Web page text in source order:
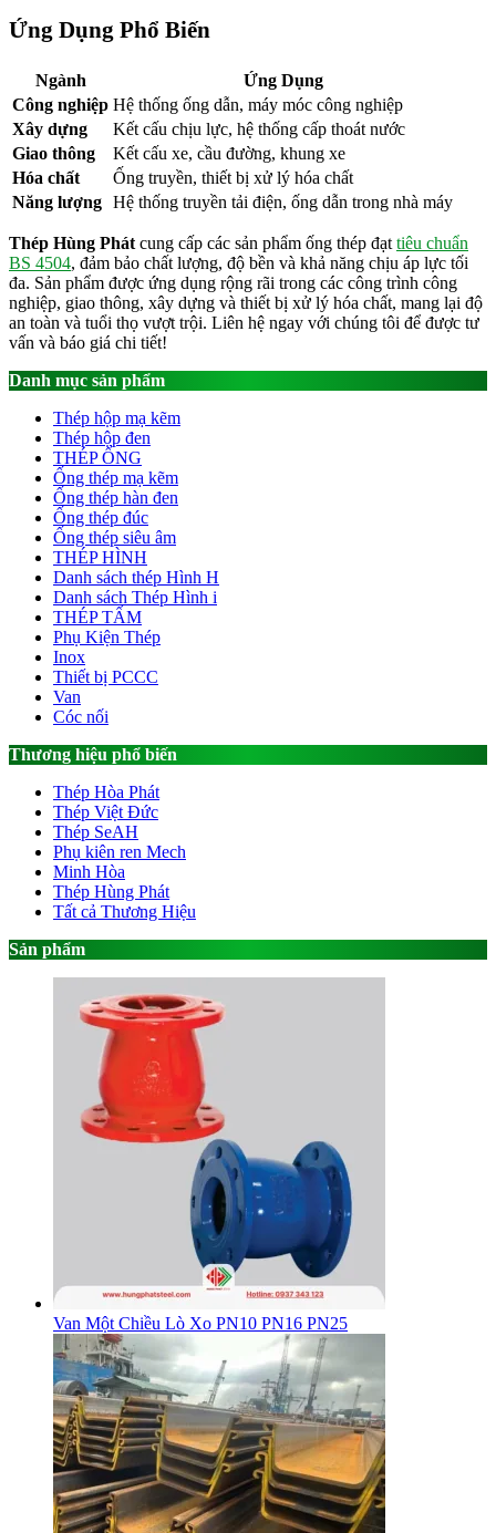
Ứng Dụng Phổ Biến
Ngành
Ứng Dụng
Công nghiệp Hệ thống ống dẫn, máy móc công nghiệp
Xây dựng
Kết cấu chịu lực, hệ thống cấp thoát nước
Giao thông
Kết cấu xe, cầu đường, khung xe
Hóa chất
Ống truyền, thiết bị xử lý hóa chất
Năng lượng Hệ thống truyền tải điện, ống dẫn trong nhà máy
Thép Hùng Phát cung cấp các sản phẩm ống thép đạt tiêu chuẩn
BS 4504, đảm bảo chất lượng, độ bền và khả năng chịu áp lực tối
đa. Sản phẩm được ứng dụng rộng rãi trong các công trình công
nghiệp, giao thông, xây dựng và thiết bị xử lý hóa chất, mang lại độ
an toàn và tuổi thọ vượt trội. Liên hệ ngay với chúng tôi để được tư
vấn và báo giá chi tiết!
Danh mục sản phẩm
Thép hộp mạ kẽm
Thép hộp đen
THÉP ỐNG
Ống thép mạ kẽm
Ống thép hàn đen
Ống thép đúc
Ống thép siêu âm
THÉP HÌNH
Danh sách thép Hình H
Danh sách Thép Hình i
THÉP TẤM
Phụ Kiện Thép
Inox
Thiết bị PCCC
Van
Cóc nối
Thương hiệu phổ biến
Thép Hòa Phát
Thép Việt Đức
Thép SeAH
Phụ kiên ren Mech
Minh Hòa
Thép Hùng Phát
Tất cả Thương Hiệu
Sản phẩm
Van Một Chiều Lò Xo PN10 PN16 PN25